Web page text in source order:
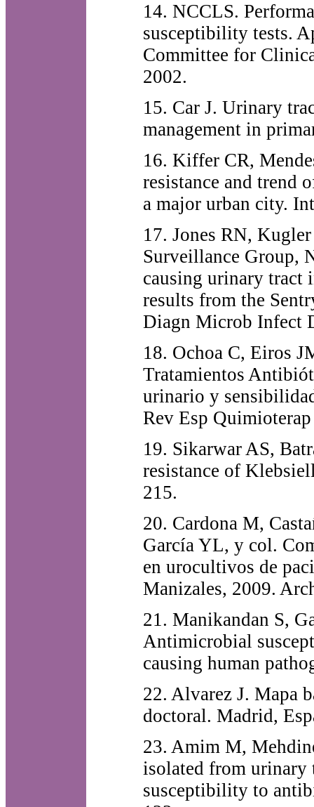
14. NCCLS.
susceptibility tests.
Committee for
2002.
15. Car J. Urinary
management in
16. Kiffer CR,
resistance and trend
a major urban city.
17. Jones RN,
Surveillance Group,
causing urinary tract
results from the
Diagn Microb Infect
18. Ochoa C, Eiros
Tratamientos
urinario y
Rev Esp
19. Sikarwar AS,
resistance of
215.
20. Cardona M,
García YL, y col.
en urocultivos de
Manizales, 2009.
21. Manikandan S,
Antimicrobial
causing human
22. Alvarez J. Mapa
doctoral. Madrid,
23. Amim M,
isolated from urinary
susceptibility to